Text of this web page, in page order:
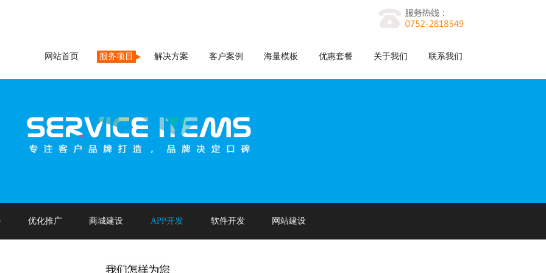
网站首页 服务项目 解决方案 客户案例 海量模板 优惠套餐 关于我们 联系我们
优化推广 商城建设 APP开发 软件开发 网站建设